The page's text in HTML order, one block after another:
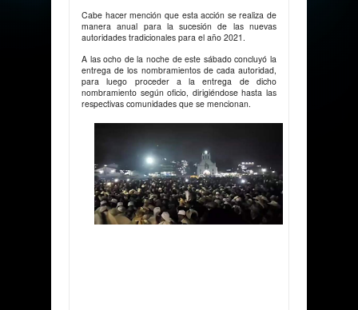
Cabe hacer mención que esta acción se realiza de
manera anual para la sucesión de las nuevas
autoridades tradicionales para el año 2021.
A las ocho de la noche de este sábado concluyó la
entrega de los nombramientos de cada autoridad,
para luego proceder a la entrega de dicho
nombramiento según oficio, dirigiéndose hasta las
respectivas comunidades que se mencionan.